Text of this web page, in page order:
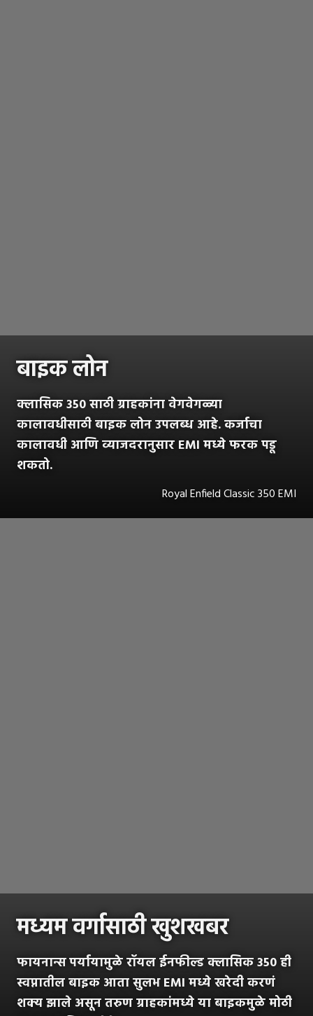
बाइक लोन
क्लासिक 350 साठी ग्राहकांना वेगवेगळ्या
कालावधीसाठी बाइक लोन उपलब्ध आहे. कर्जाचा
कालावधी आणि व्याजदरानुसार EMI मध्ये फरक पडू
शकतो.
Royal Enfield Classic 350 EMI
मध्यम वर्गासाठी खुशखबर
फायनान्स पर्यायामुळे रॉयल ईनफील्ड क्लासिक 350 ही
स्वप्नातील बाइक आता सुलभ EMI मध्ये खरेदी करणं
शक्य झाले असून तरुण ग्राहकांमध्ये या बाइकमुळे मोठी